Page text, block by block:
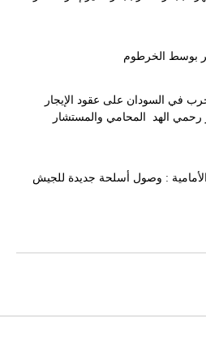
بوسط الخرطوم
في السودان على عقود الإيجار
رحمي الهد المحامي والمستشار
: وصول أسلحة جديدة للجيش